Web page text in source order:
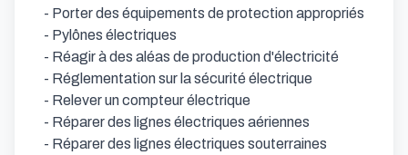
- Porter des équipements de protection appropriés
- Pylônes électriques
- Réagir à des aléas de production d'électricité
- Réglementation sur la sécurité électrique
- Relever un compteur électrique
- Réparer des lignes électriques aériennes
- Réparer des lignes électriques souterraines